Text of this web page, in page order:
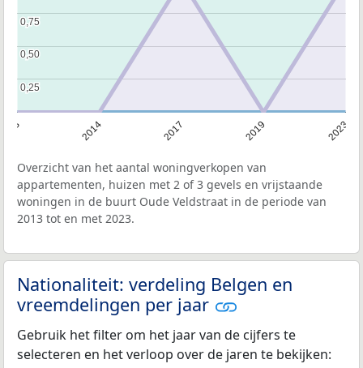
2014 2017 2019 2023
0,25
0,25
0,50
0,50
0,75
0,75
Overzicht van het aantal woningverkopen van
appartementen, huizen met 2 of 3 gevels en vrijstaande
woningen in de buurt Oude Veldstraat in de periode van
2013 tot en met 2023.
Nationaliteit: verdeling Belgen en
vreemdelingen per jaar
Gebruik het filter om het jaar van de cijfers te
selecteren en het verloop over de jaren te bekijken: